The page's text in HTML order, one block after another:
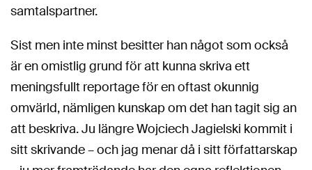
samtalspartner.
Sist men inte minst besitter han något som också
är en omistlig grund för att kunna skriva ett
meningsfullt reportage för en oftast okunnig
omvärld, nämligen kunskap om det han tagit sig an
att beskriva. Ju längre Wojciech Jagielski kommit i
sitt skrivande – och jag menar då i sitt författarskap